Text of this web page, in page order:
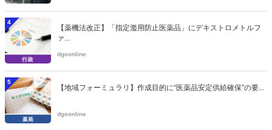
4
【薬機法改正】「指定濫用防止医薬品」にデキストロメトルフ
ァ...
dgsonline
5
【地域フォーミュラリ】作成目的に“医薬品安定供給確保”の要...
dgsonline